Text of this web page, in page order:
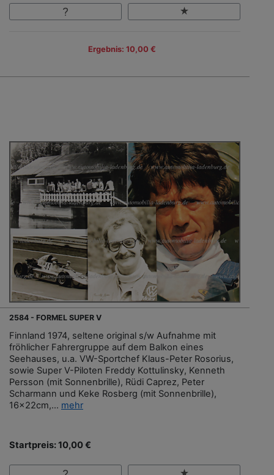
Ergebnis: 10,00 €
2584 - FORMEL SUPER V
Finnland 1974, seltene original s/w Aufnahme mit
fröhlicher Fahrergruppe auf dem Balkon eines
Seehauses, u.a. VW-Sportchef Klaus-Peter Rosorius,
sowie Super V-Piloten Freddy Kottulinsky, Kenneth
Persson (mit Sonnenbrille), Rüdi Caprez, Peter
Scharmann und Keke Rosberg (mit Sonnenbrille),
16x22cm,... mehr
Startpreis: 10,00 €